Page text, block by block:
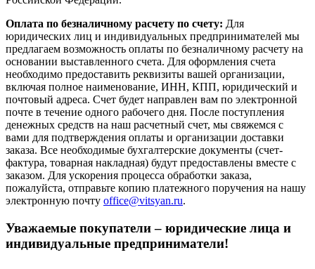
Оплата по безналичному расчету по счету: Для
юридических лиц и индивидуальных предпринимателей мы
предлагаем возможность оплаты по безналичному расчету на
основании выставленного счета. Для оформления счета
необходимо предоставить реквизиты вашей организации,
включая полное наименование, ИНН, КПП, юридический и
почтовый адреса. Счет будет направлен вам по электронной
почте в течение одного рабочего дня. После поступления
денежных средств на наш расчетный счет, мы свяжемся с
вами для подтверждения оплаты и организации доставки
заказа. Все необходимые бухгалтерские документы (счет-
фактура, товарная накладная) будут предоставлены вместе с
заказом. Для ускорения процесса обработки заказа,
пожалуйста, отправьте копию платежного поручения на нашу
электронную почту office@vitsyan.ru.
Уважаемые покупатели – юридические лица и
индивидуальные предприниматели!